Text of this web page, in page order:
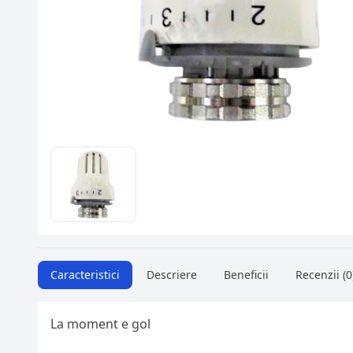
Caracteristici Descriere Beneficii Recenzii
La moment e gol